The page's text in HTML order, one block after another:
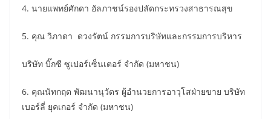
4. นายแพทย์ศักดา อัลภาชน์​รองปลัดกระทรวงสาธารณสุข
5. คุณ วิภาดา ดวงรัตน์ ​​กรรมการบริษัทและกรรมการบริหาร
บริษัท บิ๊กซี ซูเปอร์เซ็นเตอร์ จำกัด (มหาชน)
6. คุณนัทกฤต พัฒนานุวัตร ​​ผู้อำนวยการอาวุโสฝ่ายขาย บริษัท
เบอร์ลี่ ยุคเกอร์ จำกัด (มหาชน)